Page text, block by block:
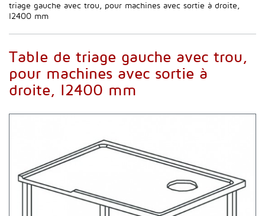
triage gauche avec trou, pour machines avec sortie à droite,
l2400 mm
Table de triage gauche avec trou,
pour machines avec sortie à
droite, l2400 mm